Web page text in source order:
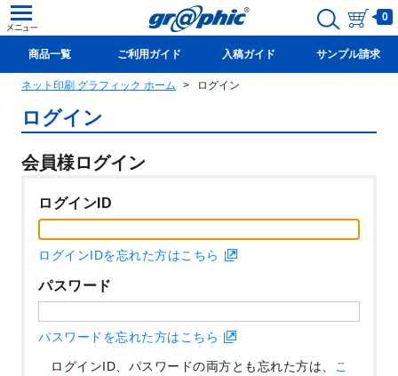
0
商品一覧 ご利用ガイド 入稿ガイド サンプル請求
新規会員登録(無料)
ネット印刷 グラフィック ホーム ログイン
ログイン
会員様ログイン
ログインID
ログインIDを忘れた方はこちら
パスワード
パスワードを忘れた方はこちら
ログインID、パスワードの両方とも忘れた方は、 こ